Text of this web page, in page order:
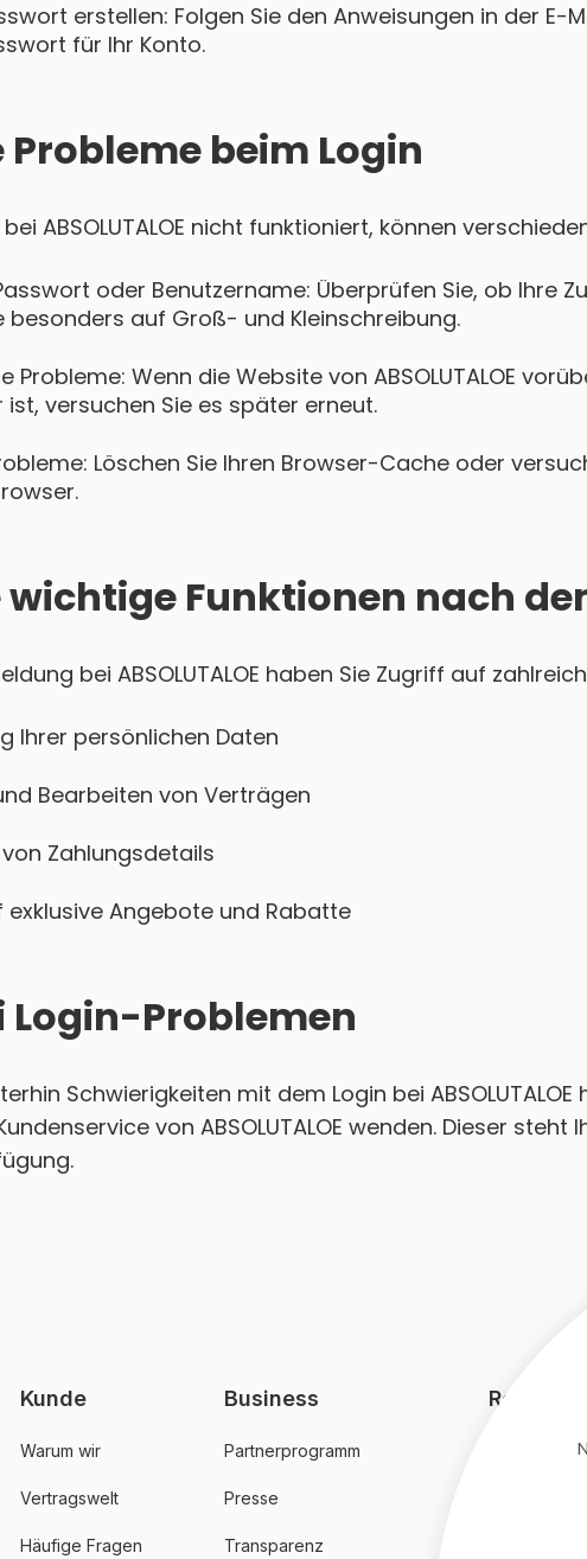
erstellen: Folgen Sie den Anweisungen in der E-
für Ihr Konto.
Probleme beim Login
ABSOLUTALOE nicht funktioniert, können
oder Benutzername: Überprüfen Sie, ob Ihre
besonders auf Groß- und Kleinschreibung.
Probleme: Wenn die Website von ABSOLUTALOE
versuchen Sie es später erneut.
Löschen Sie Ihren Browser-Cache oder
wichtige Funktionen nach
bei ABSOLUTALOE haben Sie Zugriff auf
Ihrer persönlichen Daten
Bearbeiten von Verträgen
Zahlungsdetails
exklusive Angebote und Rabatte
Login-Problemen
Schwierigkeiten mit dem Login bei
von ABSOLUTALOE wenden. Dieser
Kunde
Warum wir
Vertragswelt
Häufige Fragen
Business
Partnerprogramm
Presse
Transparenz